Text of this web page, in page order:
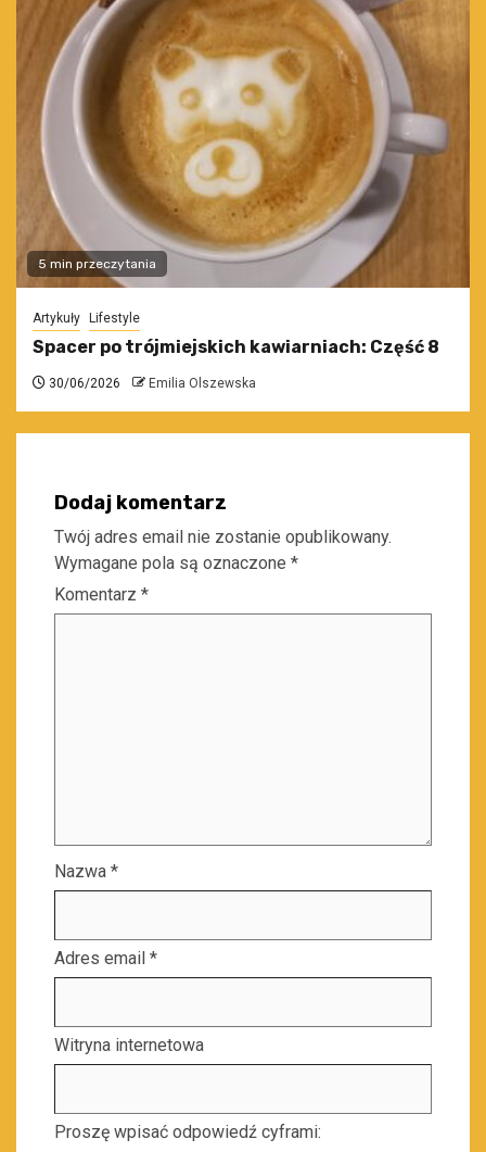
5 min przeczytania
Artykuły Lifestyle
Spacer po trójmiejskich kawiarniach: Część 8
30/06/2026 Emilia Olszewska
Dodaj komentarz
Twój adres email nie zostanie opublikowany.
Wymagane pola są oznaczone *
Komentarz *
Nazwa *
Adres email *
Witryna internetowa
Proszę wpisać odpowiedź cyframi: